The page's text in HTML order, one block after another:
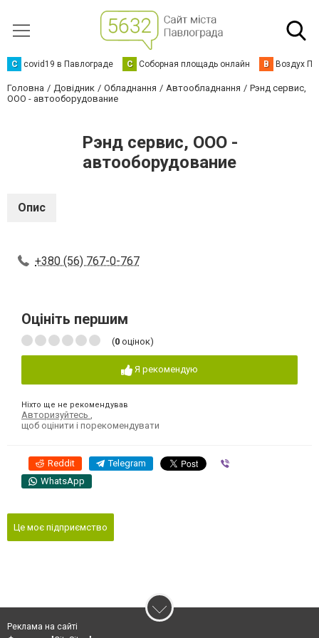
C covid19 в Павлограде С Соборная площадь онлайн В Воздух
Головна Довідник Обладнання Автообладнання
Рэнд сервис,
ООО - автооборудование
Рэнд сервис, ООО -
автооборудование
Опис
+380 (56) 767-0-767
Оцініть першим
(0 оцінок)
Я рекомендую
Ніхто ще не рекомендував
Авторизуйтесь
щоб оцінити і порекомендувати
Reddit Telegram
WhatsApp
Це моє підприємство
Реклама на сайті